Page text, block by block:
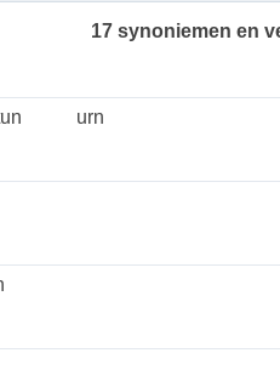
17 synoniemen en
urn